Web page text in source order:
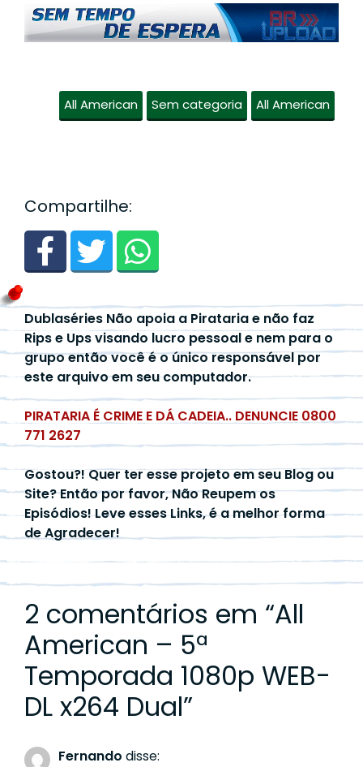
All American Sem categoria All American
Compartilhe:
Dublaséries Não apoia a Pirataria e não faz
Rips e Ups visando lucro pessoal e nem para o
grupo então você é o único responsável por
este arquivo em seu computador.
PIRATARIA É CRIME E DÁ CADEIA.. DENUNCIE 0800
771 2627
Gostou?! Quer ter esse projeto em seu Blog ou
Site? Então por favor, Não Reupem os
Episódios! Leve esses Links, é a melhor forma
de Agradecer!
2 comentários em “All
American – 5ª
Temporada 1080p WEB-
DL x264 Dual”
Fernando disse: